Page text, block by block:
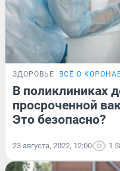
ЗДОРОВЬЕ ВСЁ О
В поликлиниках
просроченной
Это безопасно?
23 августа, 2022, 12:00 1